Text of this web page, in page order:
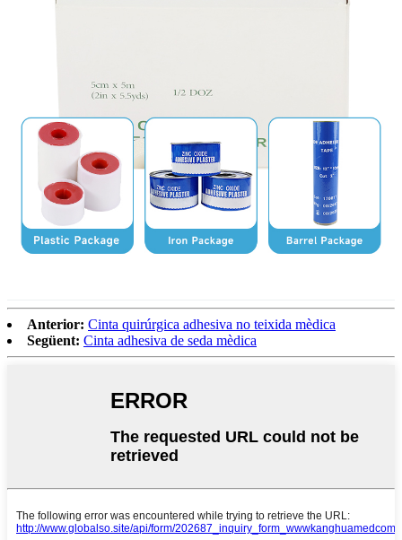
Anterior: Cinta quirúrgica adhesiva no teixida mèdica
Següent: Cinta adhesiva de seda mèdica